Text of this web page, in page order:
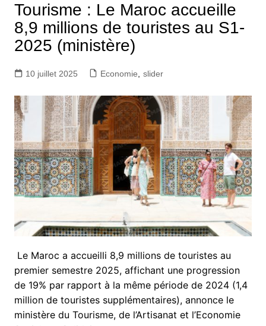
Tourisme : Le Maroc accueille
8,9 millions de touristes au S1-
2025 (ministère)
10 juillet 2025 Economie slider
Le Maroc a accueilli 8,9 millions de touristes au
premier semestre 2025, affichant une progression
de 19% par rapport à la même période de 2024 (1,4
million de touristes supplémentaires), annonce le
ministère du Tourisme, de l’Artisanat et l’Economie